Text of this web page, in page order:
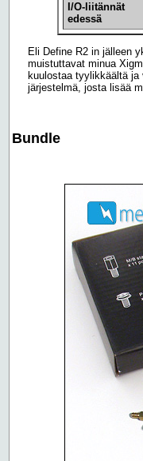
I/O-liitännät
edessä
Eli Define R2 in jälleen
muistuttavat minua
kuulostaa tyylikkäältä
järjestelmä, josta lisää
Bundle